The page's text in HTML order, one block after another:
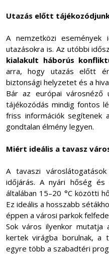
Utazás előtt
A nemzetközi események
utazásokra is. Az utóbbi
kialakult háborús
arra, hogy utazás előtt
biztonsági helyzetet és a
Bár az európai városnéző
tájékozódás mindig fontos
friss információk segítenek
gondtalan élmény legyen.
Miért ideális a tavasz
A tavaszi
időjárás. A nyári hőség
általában 15–20 °C közötti
Ez ideális a hosszabb
éppen a városi parkok
Sok város ilyenkor mutatja
kertek virágba borulnak, a
egyre több a szabadtéri